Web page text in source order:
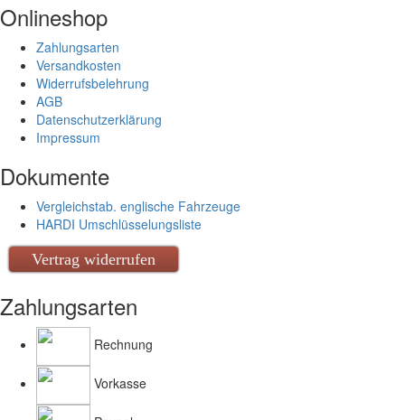
Onlineshop
Zahlungsarten
Versandkosten
Widerrufsbelehrung
AGB
Datenschutzerklärung
Impressum
Dokumente
Vergleichstab. englische Fahrzeuge
HARDI Umschlüsselungsliste
Vertrag widerrufen
Zahlungsarten
Rechnung
Vorkasse